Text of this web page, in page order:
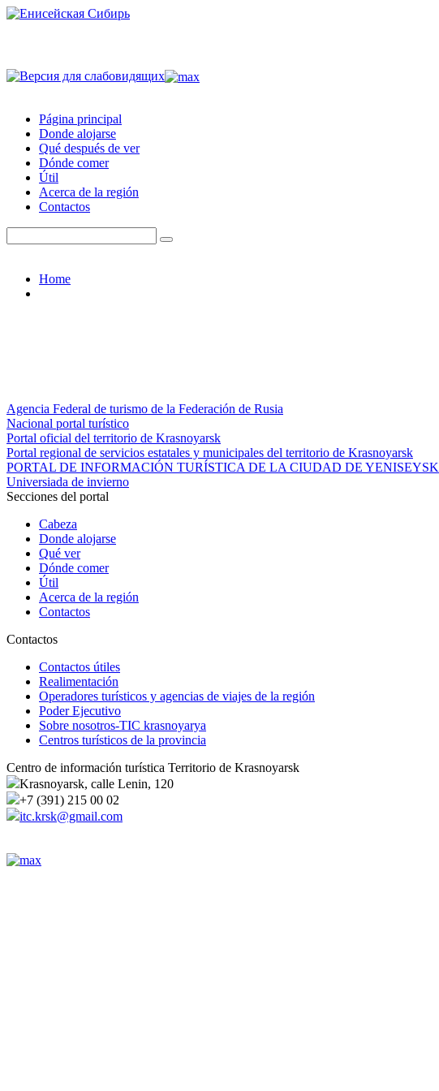
Página principal
Donde alojarse
Qué después de ver
Dónde comer
Útil
Acerca de la región
Contactos
Home
Agencia Federal de turismo de la Federación de Rusia
Nacional portal turístico
Portal oficial del territorio de Krasnoyarsk
Portal regional de servicios estatales y municipales del territorio de Krasnoyarsk
PORTAL DE INFORMACIÓN TURÍSTICA DE LA CIUDAD DE YENISEYSK
Universiada de invierno
Secciones del portal
Cabeza
Donde alojarse
Qué ver
Dónde comer
Útil
Acerca de la región
Contactos
Contactos
Contactos útiles
Realimentación
Operadores turísticos y agencias de viajes de la región
Poder Ejecutivo
Sobre nosotros-TIC krasnoyarya
Centros turísticos de la provincia
Centro de información turística Territorio de Krasnoyarsk
Krasnoyarsk, calle Lenin, 120
+7 (391) 215 00 02
itc.krsk@gmail.com